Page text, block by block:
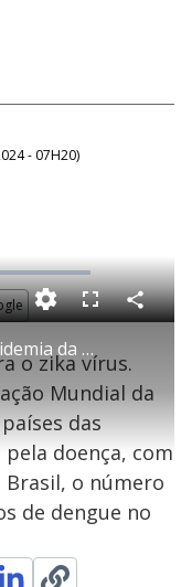
- 07H20)
OMS lança alerta para epidemia da doença em todos os países das Américas
F
l
s
c
e
n
C
o
i
l
o zika vírus.
Mundial da
das
doença, com
Brasil, o número
de dengue no